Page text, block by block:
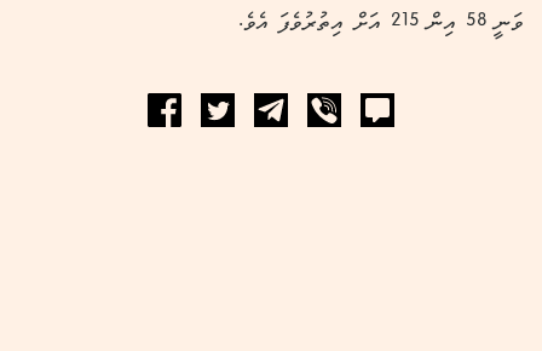
ވަނީ 58 އިން 215 އަށް އިތުރުވެފަ އެވެ.